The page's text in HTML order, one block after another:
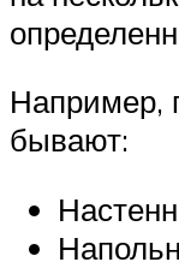
Например,
бывают: